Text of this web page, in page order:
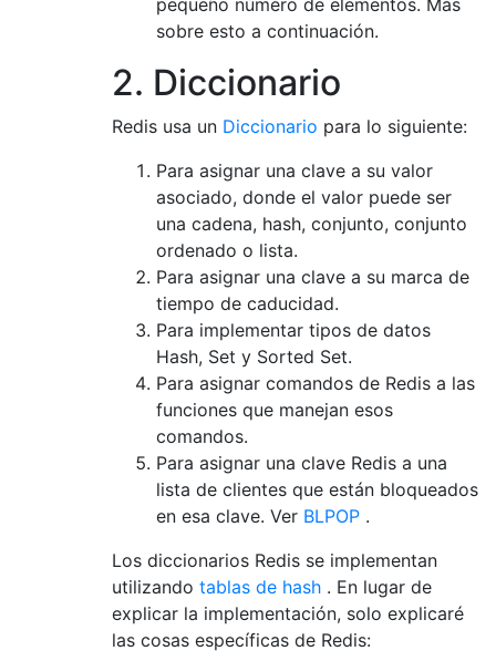
sobre esto a continuación.
2. Diccionario
Redis usa un Diccionario para lo siguiente:
Para asignar una clave a su valor
asociado, donde el valor puede ser
una cadena, hash, conjunto, conjunto
ordenado o lista.
Para asignar una clave a su marca de
tiempo de caducidad.
Para implementar tipos de datos
Hash, Set y Sorted Set.
Para asignar comandos de Redis a las
funciones que manejan esos
comandos.
Para asignar una clave Redis a una
lista de clientes que están bloqueados
en esa clave. Ver BLPOP .
Los diccionarios Redis se implementan
utilizando tablas de hash . En lugar de
explicar la implementación, solo explicaré
las cosas específicas de Redis: